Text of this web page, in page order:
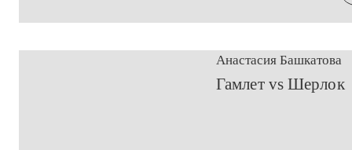
Анастасия Башкатова
​Гамлет vs Шерлок